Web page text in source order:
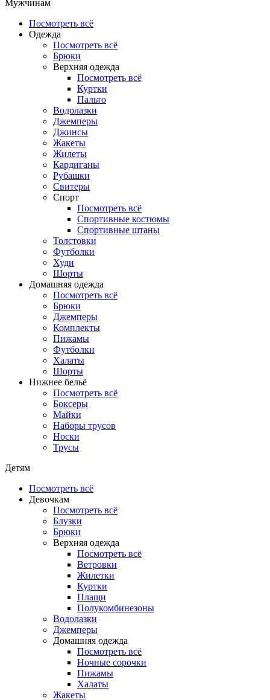
Мужчинам
Посмотреть всё
Одежда
Посмотреть всё
Брюки
Верхняя одежда
Посмотреть всё
Куртки
Пальто
Водолазки
Джемперы
Джинсы
Жакеты
Жилеты
Кардиганы
Рубашки
Свитеры
Спорт
Посмотреть всё
Спортивные костюмы
Спортивные штаны
Толстовки
Футболки
Худи
Шорты
Домашняя одежда
Посмотреть всё
Брюки
Джемперы
Комплекты
Пижамы
Футболки
Халаты
Шорты
Нижнее бельё
Посмотреть всё
Боксеры
Майки
Наборы трусов
Носки
Трусы
Детям
Посмотреть всё
Девочкам
Посмотреть всё
Блузки
Брюки
Верхняя одежда
Посмотреть всё
Ветровки
Жилетки
Куртки
Плащи
Полукомбинезоны
Водолазки
Джемперы
Домашняя одежда
Посмотреть всё
Ночные сорочки
Пижамы
Халаты
Жакеты